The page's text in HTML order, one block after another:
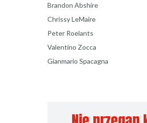
Brandon Abshire
Chrissy LeMaire
Peter Roelants
Valentino Zocca
Gianmario Spacagna